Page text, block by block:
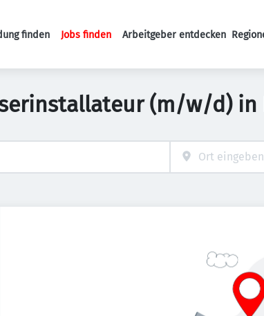
Haupt-Navigation
finden Jobs finden Arbeitgeber entdecken
(m/w/d)